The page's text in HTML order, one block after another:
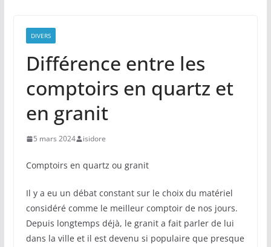
DIVERS
Différence entre les
comptoirs en quartz et
en granit
5 mars 2024 isidore
Comptoirs en quartz ou granit
Il y a eu un débat constant sur le choix du matériel
considéré comme le meilleur comptoir de nos jours.
Depuis longtemps déjà, le granit a fait parler de lui
dans la ville et il est devenu si populaire que presque